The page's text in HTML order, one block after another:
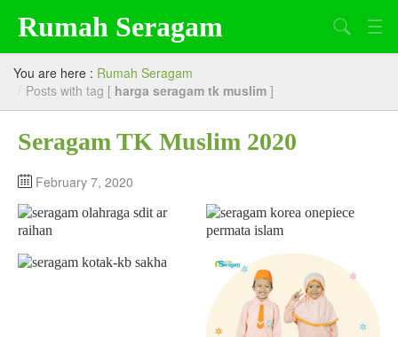
Rumah Seragam
Beranda
Tentang Kami
Produk
Artikel
Lowongan Kerja
You are here : Rumah Seragam
/ Posts with tag [ harga seragam tk muslim ]
Seragam TK Muslim 2020
February 7, 2020